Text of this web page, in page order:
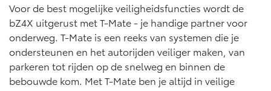
Voor de best mogelijke veiligheidsfuncties wordt de
bZ4X uitgerust met T-Mate - je handige partner voor
onderweg. T-Mate is een reeks van systemen die je
ondersteunen en het autorijden veiliger maken, van
parkeren tot rijden op de snelweg en binnen de
bebouwde kom. Met T-Mate ben je altijd in veilige